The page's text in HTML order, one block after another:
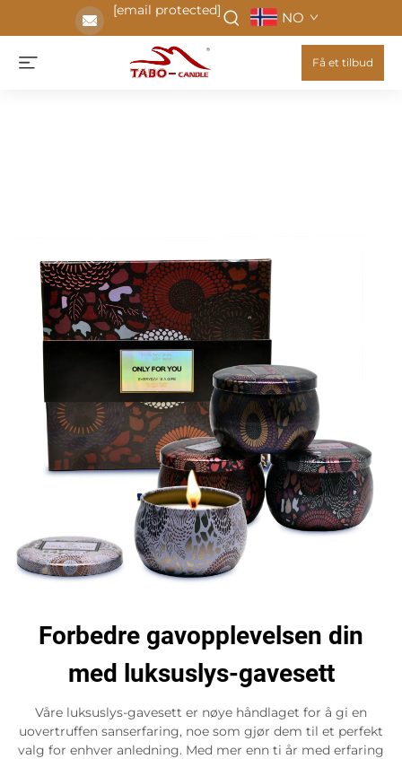
[email protected] NO
Få et tilbud
Forbedre gavopplevelsen din
med luksuslys-gavesett
Våre luksuslys-gavesett er nøye håndlaget for å gi en
uovertruffen sanserfaring, noe som gjør dem til et perfekt
valg for enhver anledning. Med mer enn ti år med erfaring